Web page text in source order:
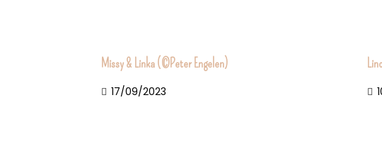
Missy & Linka (©Peter Engelen)
17/09/2023